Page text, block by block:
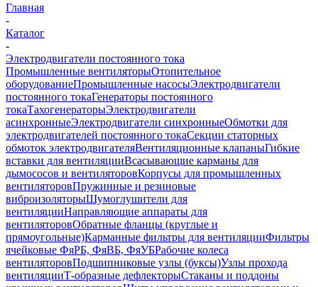
Главная
-
Каталог
-
Электродвигатели постоянного тока
Промышленные вентиляторыОтопительное
оборудованиеПромышленные насосыЭлектродвигатели
постоянного токаГенераторы постоянного
токаТахогенераторыЭлектродвигатели
асинхронныеЭлектродвигатели синхронныеОбмотки для
электродвигателей постоянного токаСекции статорных
обмоток электродвигателяВентиляционные клапаныГибкие
вставки для вентиляцииВсасывающие карманы для
дымососов и вентиляторовКорпусы для промышленных
вентиляторовПружинные и резиновые
виброизоляторыШумоглушители для
вентиляцииНаправляющие аппараты для
вентиляторовОбратные фланцы (круглые и
прямоугольные)Карманные фильтры для вентиляцииФильтры
ячейковые ФяРБ, ФяВБ, ФяУБРабочие колеса
вентиляторовПодшипниковые узлы (буксы)Узлы прохода
вентиляцииТ-образные дефлекторыСтаканы и поддоны